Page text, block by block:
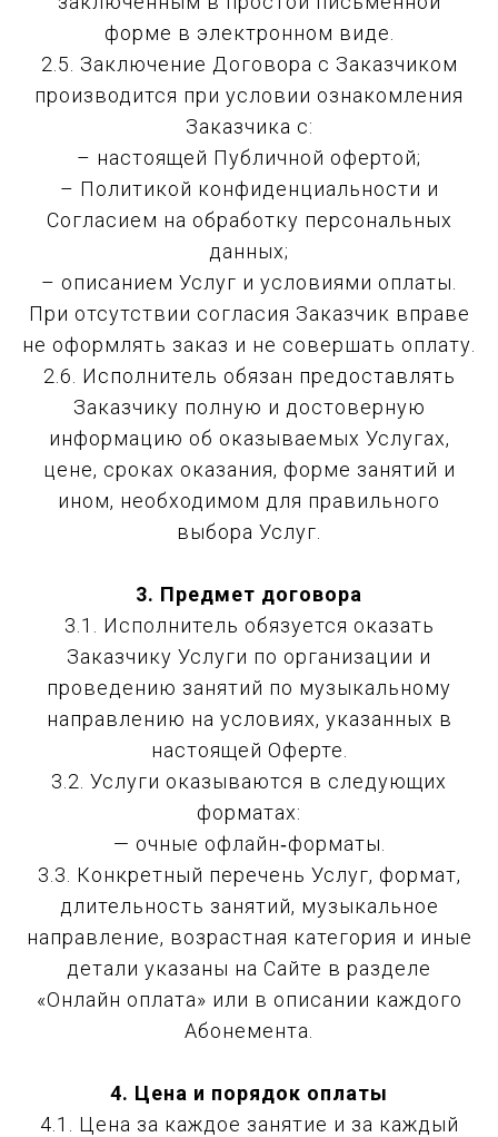
форме в электронном виде.
2.5. Заключение Договора с Заказчиком
производится при условии ознакомления
Заказчика с:
– настоящей Публичной офертой;
– Политикой конфиденциальности и
Согласием на обработку персональных
данных;
– описанием Услуг и условиями оплаты.
При отсутствии согласия Заказчик вправе
не оформлять заказ и не совершать оплату.
2.6. Исполнитель обязан предоставлять
Заказчику полную и достоверную
информацию об оказываемых Услугах,
цене, сроках оказания, форме занятий и
ином, необходимом для правильного
выбора Услуг.
3. Предмет договора
3.1. Исполнитель обязуется оказать
Заказчику Услуги по организации и
проведению занятий по музыкальному
направлению на условиях, указанных в
настоящей Оферте.
3.2. Услуги оказываются в следующих
форматах:
— очные офлайн‑форматы.
3.3. Конкретный перечень Услуг, формат,
длительность занятий, музыкальное
направление, возрастная категория и иные
детали указаны на Сайте в разделе
«Онлайн оплата» или в описании каждого
Абонемента.
4. Цена и порядок оплаты
4.1. Цена за каждое занятие и за каждый